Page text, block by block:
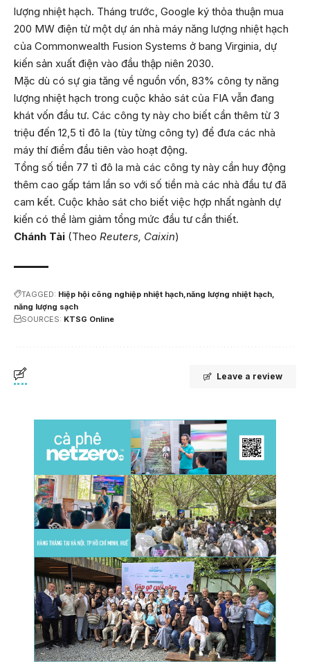
lượng nhiệt hạch. Tháng trước, Google ký thỏa thuận mua
200 MW điện từ một dự án nhà máy năng lượng nhiệt hạch
của Commonwealth Fusion Systems ở bang Virginia, dự
kiến sản xuất điện vào đầu thập niên 2030.
Mặc dù có sự gia tăng về nguồn vốn, 83% công ty năng
lượng nhiệt hạch trong cuộc khảo sát của FIA vẫn đang
khát vốn đầu tư. Các công ty này cho biết cần thêm từ 3
triệu đến 12,5 tỉ đô la (tùy từng công ty) để đưa các nhà
máy thí điểm đầu tiên vào hoạt động.
Tổng số tiền 77 tỉ đô la mà các công ty này cần huy động
thêm cao gấp tám lần so với số tiền mà các nhà đầu tư đã
cam kết. Cuộc khảo sát cho biết việc hợp nhất ngành dự
kiến có thể làm giảm tổng mức đầu tư cần thiết.
Chánh Tài (Theo Reuters, Caixin)
TAGGED: Hiệp hội công nghiệp nhiệt hạch năng lượng nhiệt hạch
năng lượng sạch
SOURCES: KTSG Online
Leave a review